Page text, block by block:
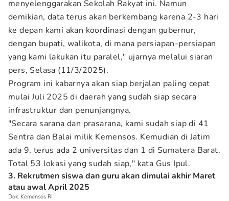
menyelenggarakan Sekolah Rakyat ini. Namun
demikian, data terus akan berkembang karena 2-3 hari
ke depan kami akan koordinasi dengan gubernur,
dengan bupati, walikota, di mana persiapan-persiapan
yang kami lakukan itu paralel," ujarnya melalui siaran
pers, Selasa (11/3/2025).
Program ini kabarnya akan siap berjalan paling cepat
mulai Juli 2025 di daerah yang sudah siap secara
infrastruktur dan penunjangnya.
"Secara sarana dan prasarana, kami sudah siap di 41
Sentra dan Balai milik Kemensos. Kemudian di Jatim
ada 9, terus ada 2 universitas dan 1 di Sumatera Barat.
Total 53 lokasi yang sudah siap," kata Gus Ipul.
3. Rekrutmen siswa dan guru akan dimulai akhir Maret
atau awal April 2025
Dok. Kemensos RI